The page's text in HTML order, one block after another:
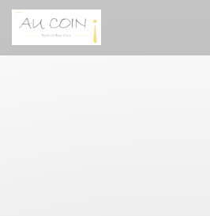
Cookie管理面板